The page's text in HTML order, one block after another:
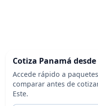
Cotiza Panamá
Accede rápido a
comparar antes de
Este.